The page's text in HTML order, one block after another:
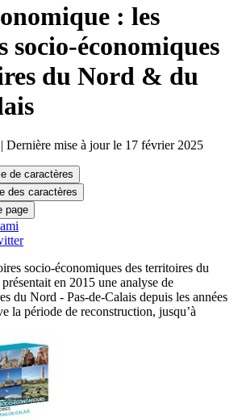
: les
socio-économiques
du Nord & du
Dernière mise à jour le 17 février 2025
socio-économiques des territoires du
en 2015 une analyse de
du Nord - Pas-de-Calais depuis les années
la période de reconstruction, jusqu’à